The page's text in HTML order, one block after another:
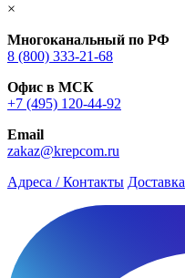
×
Многоканальный по РФ
8 (800) 333‑21-68
Офис в МСК
+7 (495) 120-44-92
Email
zakaz@krepcom.ru
Адреса / Контакты Доставка